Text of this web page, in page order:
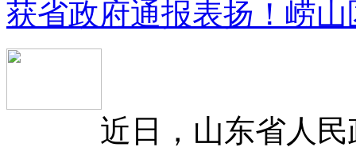
获省政府通报表扬！崂
近日，山东省人民